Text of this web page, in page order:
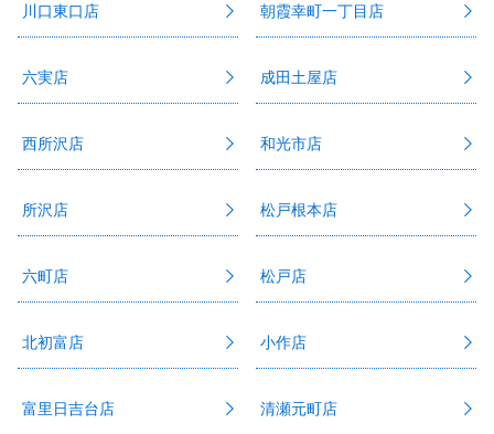
川口東口店 朝霞幸町一丁目店
六実店 成田土屋店
西所沢店 和光市店
所沢店 松戸根本店
六町店 松戸店
北初富店 小作店
富里日吉台店 清瀬元町店